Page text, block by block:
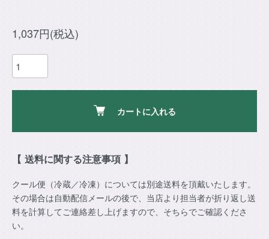
1,037円(税込)
カートに入れる
【 送料に関する注意事項 】
クール便（冷蔵／冷凍）については別途送料を頂戴いたします。
その場合は自動配信メールの後で、当店より担当者が折り返し送
料を計算してご連絡差し上げますので、そちらでご確認くださ
い。